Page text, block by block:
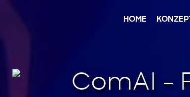
HOME KONZEPT